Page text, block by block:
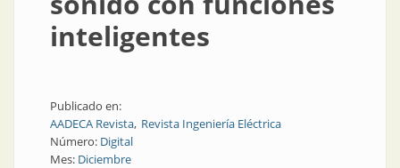
inteligentes
Publicado en:
AADECA Revista Revista Ingeniería Eléctrica
Número: Digital
Mes: Diciembre